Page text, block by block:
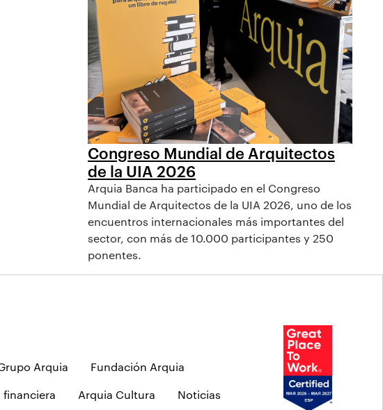
Congreso Mundial de Arquitectos
de la UIA 2026
Arquia Banca ha participado en el Congreso
Mundial de Arquitectos de la UIA 2026, uno de los
encuentros internacionales más importantes del
sector, con más de 10.000 participantes y 250
ponentes.
Arquia Fundación Arquia
financiera Arquia Cultura Noticias